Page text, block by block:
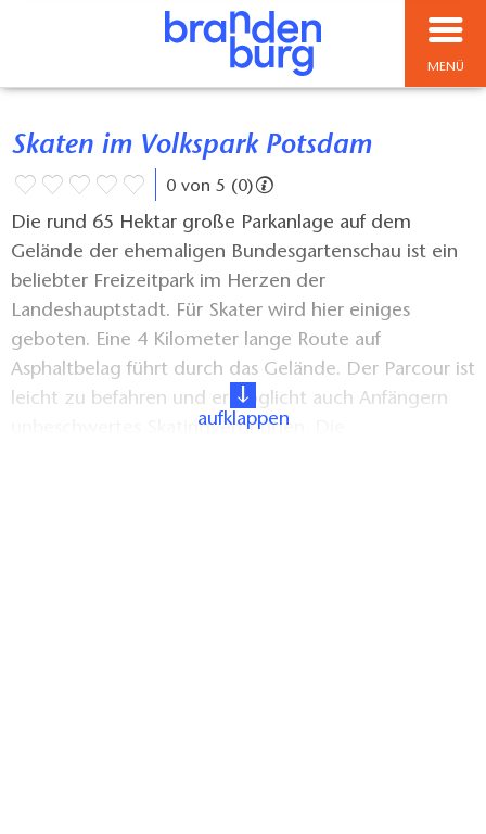
MENÜ
Skaten im Volkspark Potsdam
0 von 5 (0)
Die rund 65 Hektar große Parkanlage auf dem
Gelände der ehemaligen Bundesgartenschau ist ein
beliebter Freizeitpark im Herzen der
Landeshauptstadt. Für Skater wird hier einiges
geboten. Eine 4 Kilometer lange Route auf
Asphaltbelag führt durch das Gelände. Der Parcour ist
leicht zu befahren und ermöglicht auch Anfängern
unbeschwertes Skatingvergnügen. Die
aufklappen